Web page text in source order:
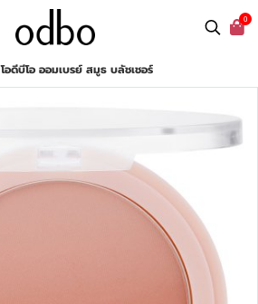
0
โอดีบีโอ ออมเบรย์ สมูธ บลัชเชอร์